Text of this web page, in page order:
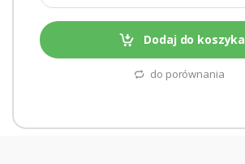
Dodaj do koszyka
do porównania